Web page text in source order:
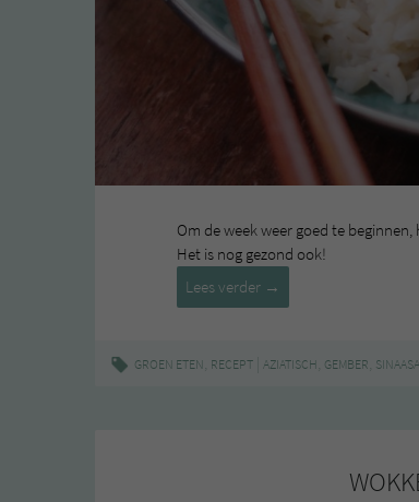
Om de week weer goed te
Het is nog gezond ook!
Lees verder Recept:
wokschotel
sinaasappel
→
GROEN ETEN, RECEPT AZIATISCH, GEMBER,